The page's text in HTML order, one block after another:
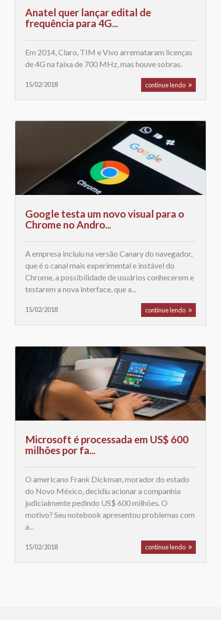
Anatel quer lançar edital de
frequência para 4G...
Em 2014, Claro, TIM e Vivo arremataram licenças
de 4G na faixa de 700 MHz, mas houve sobras.
15/02/2018 continue lendo
Google testa um novo visual para o
Chrome no Andro...
A empresa incluiu na versão Canary do navegador,
que é o canal mais experimental e instável do
Chrome, a possibilidade de usuários conhecerem e
testarem a nova interface, que a...
15/02/2018 continue lendo
Microsoft é processada em US$ 600
milhões por fa...
O americano Frank Dickman, morador do estado
do Novo México, decidiu acionar a companhia
judicialmente pedindo US$ 600 milhões. O
motivo? Seu notebook apresentou problemas com
a...
15/02/2018 continue lendo